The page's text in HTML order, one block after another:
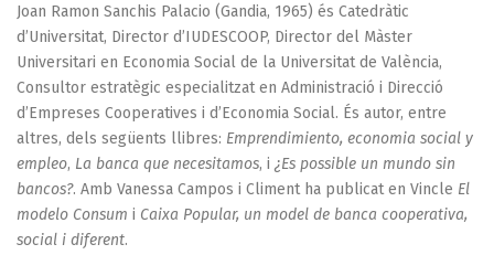
Joan Ramon Sanchis Palacio (Gandia, 1965) és Catedràtic
d’Universitat, Director d’IUDESCOOP, Director del Màster
Universitari en Economia Social de la Universitat de València,
Consultor estratègic especialitzat en Administració i Direcció
d’Empreses Cooperatives i d’Economia Social. És autor, entre
altres, dels següents llibres: Emprendimiento, economia social y
empleo, La banca que necesitamos, i ¿Es possible un mundo sin
bancos?. Amb Vanessa Campos i Climent ha publicat en Vincle El
modelo Consum i Caixa Popular, un model de banca cooperativa,
social i diferent.